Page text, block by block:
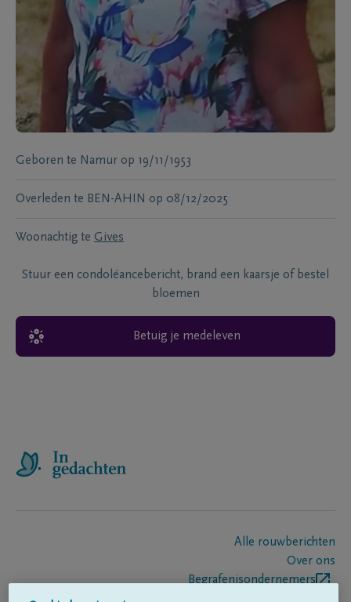
Geboren te Namur op 19/11/1953
Overleden te BEN-AHIN op 08/12/2025
Woonachtig te Gives
Stuur een condoléancebericht, brand een kaarsje of bestel
bloemen
Betuig je medeleven
Alle rouwberichten
Over ons
Begrafenisondernemers